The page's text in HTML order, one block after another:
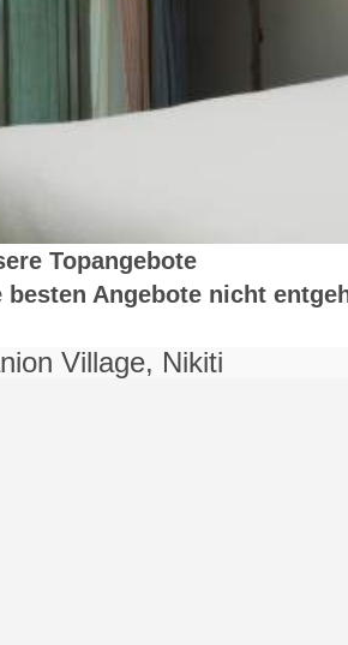
Topangebote
Angebote nicht
Village, Nikiti